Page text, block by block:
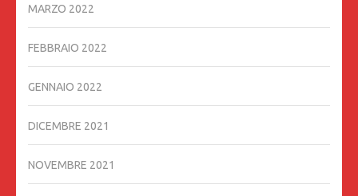
MARZO 2022
FEBBRAIO 2022
GENNAIO 2022
DICEMBRE 2021
NOVEMBRE 2021